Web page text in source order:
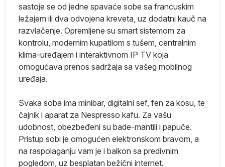
sastoje se od jedne spavaće sobe sa francuskim
ležajem ili dva odvojena kreveta, uz dodatni kauč na
razvlačenje. Opremljene su smart sistemom za
kontrolu, modernim kupatilom s tušem, centralnim
klima-uređajem i interaktivnom IP TV koja
omogućava prenos sadržaja sa vašeg mobilnog
uređaja.
Svaka soba ima minibar, digitalni sef, fen za kosu, te
čajnik i aparat za Nespresso kafu. Za vašu
udobnost, obezbeđeni su bade-mantili i papuče.
Pristup sobi je omogućen elektronskom bravom, a
na raspolaganju vam je i balkon sa predivnim
pogledom, uz besplatan bežični internet.